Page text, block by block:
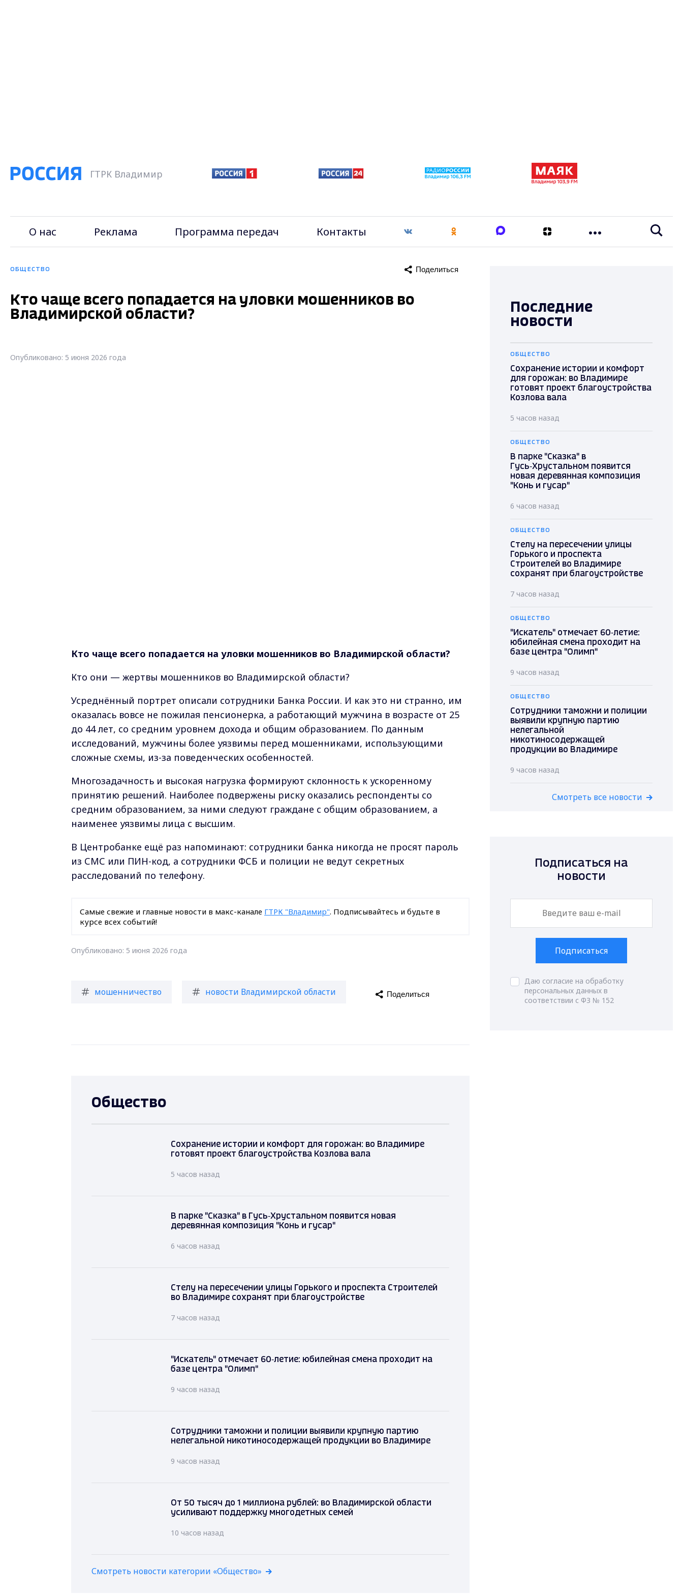
ГТРК Владимир
О нас Реклама Программа передач Контакты
ОБЩЕСТВО Поделиться
Кто чаще всего попадается на уловки мошенников во
Владимирской области?
Опубликовано: 5 июня 2026 года
Кто чаще всего попадается на уловки мошенников во Владимирской области?
Кто они — жертвы мошенников во Владимирской области?
Усреднённый портрет описали сотрудники Банка России. И как это ни странно, им
оказалась вовсе не пожилая пенсионерка, а работающий мужчина в возрасте от 25
до 44 лет, со средним уровнем дохода и общим образованием. По данным
исследований, мужчины более уязвимы перед мошенниками, использующими
сложные схемы, из-за поведенческих особенностей.
Многозадачность и высокая нагрузка формируют склонность к ускоренному
принятию решений. Наиболее подвержены риску оказались респонденты со
средним образованием, за ними следуют граждане с общим образованием, а
наименее уязвимы лица с высшим.
В Центробанке ещё раз напоминают: сотрудники банка никогда не просят пароль
из СМС или ПИН-код, а сотрудники ФСБ и полиции не ведут секретных
расследований по телефону.
Самые свежие и главные новости в макс-канале ГТРК "Владимир". Подписывайтесь и будьте в
курсе всех событий!
Опубликовано: 5 июня 2026 года
мошенничество новости Владимирской области Поделиться
Общество
Сохранение истории и комфорт для горожан: во Владимире
готовят проект благоустройства Козлова вала
5 часов назад
В парке "Сказка" в Гусь‑Хрустальном появится новая
деревянная композиция "Конь и гусар"
6 часов назад
Стелу на пересечении улицы Горького и проспекта
Строителей во Владимире сохранят при благоустройстве
7 часов назад
"Искатель" отмечает 60‑летие: юбилейная смена проходит на
базе центра "Олимп"
9 часов назад
Сотрудники таможни и полиции выявили крупную партию
нелегальной никотиносодержащей продукции во
От 50 тысяч до 1 миллиона рублей: во Владимирской области
усиливают поддержку многодетных семей
10 часов назад
Смотреть новости категории «Общество»
Последние
новости
ОБЩЕСТВО
Сохранение истории и комфорт
для горожан: во Владимире
готовят проект благоустройства
Козлова вала
5 часов назад
ОБЩЕСТВО
В парке "Сказка" в
Гусь‑Хрустальном появится
новая деревянная композиция
"Конь и гусар"
6 часов назад
ОБЩЕСТВО
Стелу на пересечении улицы
Горького и проспекта
Строителей во Владимире
сохранят при благоустройстве
7 часов назад
ОБЩЕСТВО
"Искатель" отмечает 60‑летие:
юбилейная смена проходит на
базе центра "Олимп"
9 часов назад
ОБЩЕСТВО
Сотрудники таможни и полиции
выявили крупную партию
нелегальной
никотиносодержащей
продукции во Владимире
9 часов назад
Смотреть все новости
Подписаться на
новости
Подписаться
Даю согласие на обработку
персональных данных в
соответствии с ФЗ № 152